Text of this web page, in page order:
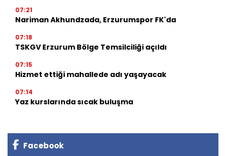
07:21
Nariman Akhundzada, Erzurumspor FK'da
07:18
TSKGV Erzurum Bölge Temsilciliği açıldı
07:15
Hizmet ettiği mahallede adı yaşayacak
07:14
Yaz kurslarında sıcak buluşma
Facebook